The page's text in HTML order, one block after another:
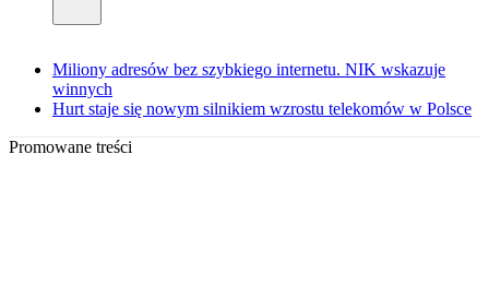
Miliony adresów bez szybkiego internetu. NIK wskazuje
winnych
Hurt staje się nowym silnikiem wzrostu telekomów w Polsce
Promowane treści